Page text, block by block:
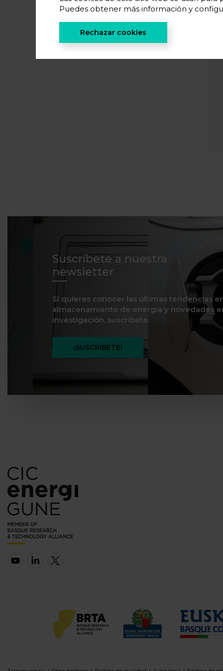
Suscríbete a nuestra
newsletter
Si quieres conocer las últimas tendencias
almacenamiento de energía y novedades
investigación, suscríbete.
¡SUSCRÍBETE!
Puedes obtener más información y
Rechazar cookies